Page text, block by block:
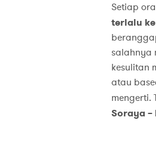
Setiap
terlalu
salahnya
kesulitan
atau
mengerti.
Soraya –